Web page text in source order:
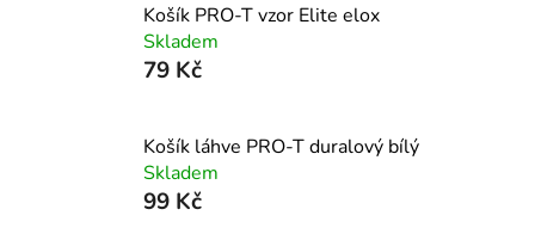
Košík PRO-T vzor Elite elox
Skladem
79 Kč
Košík láhve PRO-T duralový bílý
Skladem
99 Kč